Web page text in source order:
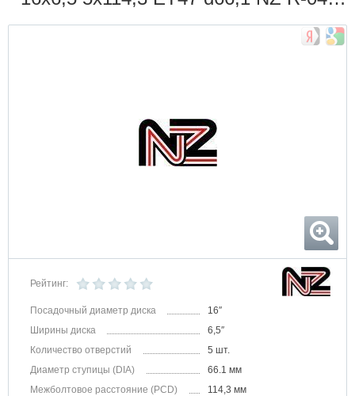
Рейтинг:
Посадочный диаметр диска
16″
Ширины диска
6,5″
Количество отверстий
5 шт.
Диаметр ступицы (DIA)
66.1 мм
Межболтовое расстояние (PCD)
114,3 мм